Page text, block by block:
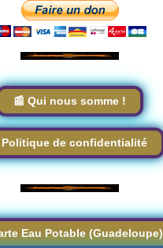
📰 Qui nous somme !
Politique de confidentialité
Eau Potable (Guadeloupe)